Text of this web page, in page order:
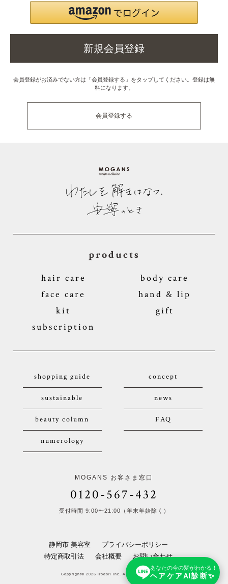
あなたの今の髪がわかる！
ヘアケアAI診断✨
新規会員登録
会員登録がお済みでない方は「会員登録する」をタップしてください。登録は無
料になります。
会員登録する
products
hair care
body care
face care
hand & lip
kit
gift
subscription
shopping guide concept
sustainable news
beauty column FAQ
numerology
MOGANS お客さま窓口
0120-567-432
受付時間 9:00〜21:00（年末年始除く）
静岡市 美容室
プライバシーポリシー
特定商取引法
会社概要 お問い合わせ
Copyright© 2026 irodori inc. All Rights Reserved.